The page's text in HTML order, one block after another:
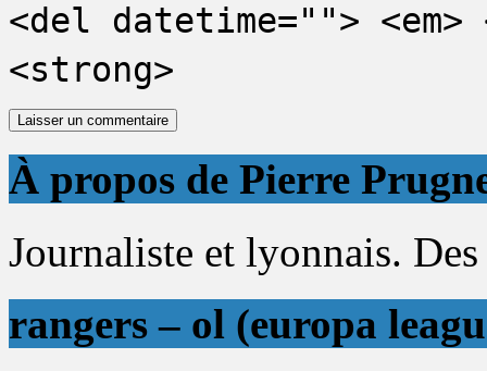
<del datetime="">
<strong>
À propos de Pierre
Journaliste et lyonnais.
rangers – ol (europa